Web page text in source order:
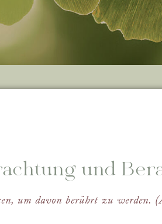
und
um davon berührt zu werden.